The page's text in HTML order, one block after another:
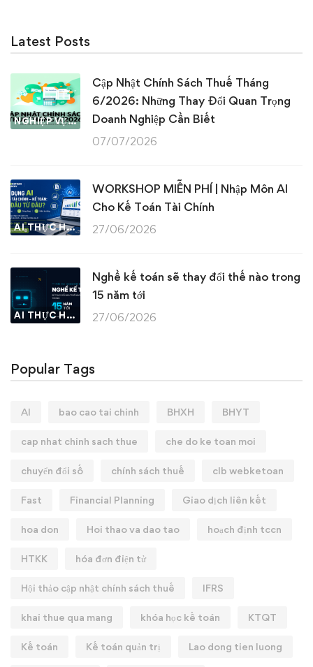
Latest Posts
NGHIỆP VỤ KẾ TOÁN & THUẾ
Cập Nhật Chính Sách Thuế Tháng
6/2026: Những Thay Đổi Quan Trọng
Doanh Nghiệp Cần Biết
07/07/2026
AI THỰC HÀNH
WORKSHOP MIỄN PHÍ | Nhập Môn AI
Cho Kế Toán Tài Chính
27/06/2026
AI THỰC HÀNH
Nghề kế toán sẽ thay đổi thế nào trong
15 năm tới
27/06/2026
Popular Tags
AI bao cao tai chinh BHXH BHYT
cap nhat chinh sach thue che do ke toan moi
chuyển đổi số chính sách thuế clb webketoan
Fast Financial Planning Giao dịch liên kết
hoa don Hoi thao va dao tao hoạch định tccn
HTKK hóa đơn điện tử
Hội thảo cập nhật chính sách thuế IFRS
khai thue qua mang khóa học kế toán KTQT
Kế toán Kế toán quản trị Lao dong tien luong